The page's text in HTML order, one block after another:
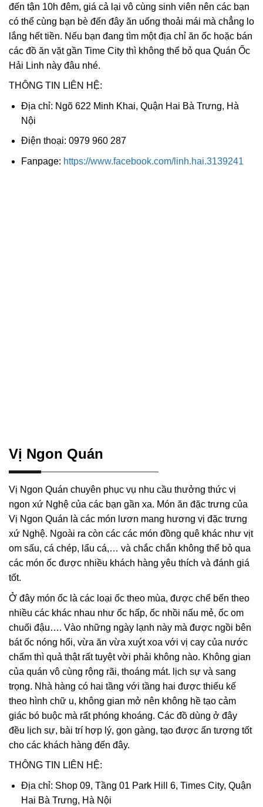
đến tận 10h đêm, giá cả lại vô cùng sinh viên nên các bạn
có thể cùng bạn bè đến đây ăn uống thoải mái mà chẳng lo
lắng hết tiền. Nếu bạn đang tìm một địa chỉ ăn ốc hoặc bán
các đồ ăn vặt gần Time City thì không thể bỏ qua Quán Ốc
Hải Linh này đâu nhé.
THÔNG TIN LIÊN HỆ:
Địa chỉ: Ngõ 622 Minh Khai, Quận Hai Bà Trưng, Hà
Nội
Điện thoại: 0979 960 287
Fanpage: https://www.facebook.com/linh.hai.3139241
Vị Ngon Quán
Vị Ngon Quán chuyên phục vụ nhu cầu thưởng thức vị
ngon xứ Nghệ của các bạn gần xa. Món ăn đặc trưng của
Vị Ngon Quán là các món lươn mang hương vị đặc trưng
xứ Nghệ. Ngoài ra còn các các món đồng quê khác như vịt
om sấu, cá chép, lẩu cá,… và chắc chắn không thể bỏ qua
các món ốc được nhiều khách hàng yêu thích và đánh giá
tốt.
Ở đây món ốc là các loại ốc theo mùa, được chế bến theo
nhiều các khác nhau như ốc hấp, ốc nhồi nấu mẻ, ốc om
chuối đậu…. Vào những ngày lạnh này mà được ngồi bên
bát ốc nóng hổi, vừa ăn vừa xuýt xoa với vị cay của nước
chấm thì quả thật rất tuyệt vời phải không nào. Không gian
của quán vô cùng rộng rãi, thoáng mát. lịch sự và sang
trọng. Nhà hàng có hai tầng với tầng hai được thiếu kế
theo hình chữ u, không gian mở nên không hề tạo cảm
giác bó buộc mà rất phóng khoáng. Các đồ dùng ở đây
đều lịch sự, bài trí hợp lý, gọn gàng, tạo được ấn tượng tốt
cho các khách hàng đến đây.
THÔNG TIN LIÊN HỆ:
Địa chỉ: Shop 09, Tầng 01 Park Hill 6, Times City, Quận
Hai Bà Trưng, Hà Nội